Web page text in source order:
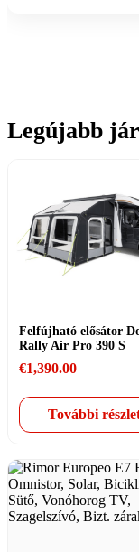
Legújabb
Felfújható elősátor
Rally Air Pro 390 S
€1,390.00
További